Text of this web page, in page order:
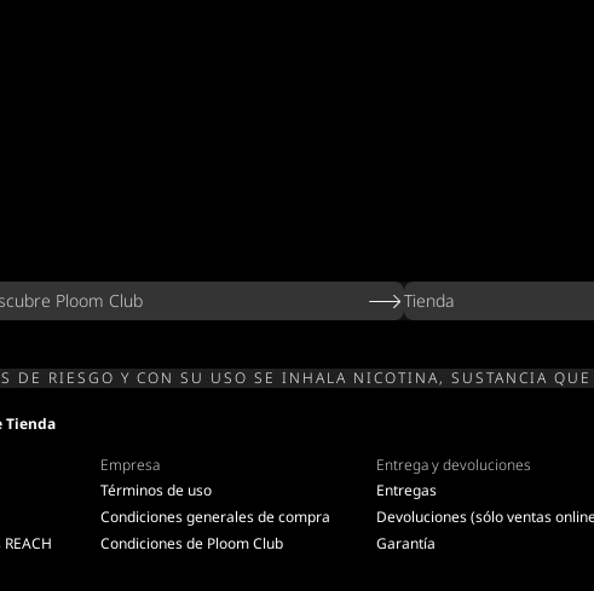
Ploom Club Tienda
DE RIESGO Y CON SU USO SE INHALA NICOTINA, SUSTANCIA
Tienda
Empresa
Términos de uso
Condiciones generales de compra
Condiciones de Ploom Club
Entrega y devoluciones
Entregas
Devoluciones (sólo ventas
Garantía